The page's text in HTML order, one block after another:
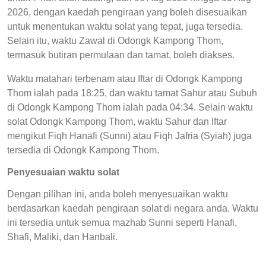
2026, dengan kaedah pengiraan yang boleh disesuaikan
untuk menentukan waktu solat yang tepat, juga tersedia.
Selain itu, waktu Zawal di Odongk Kampong Thom,
termasuk butiran permulaan dan tamat, boleh diakses.
Waktu matahari terbenam atau Iftar di Odongk Kampong
Thom ialah pada 18:25, dan waktu tamat Sahur atau Subuh
di Odongk Kampong Thom ialah pada 04:34. Selain waktu
solat Odongk Kampong Thom, waktu Sahur dan Iftar
mengikut Fiqh Hanafi (Sunni) atau Fiqh Jafria (Syiah) juga
tersedia di Odongk Kampong Thom.
Penyesuaian waktu solat
Dengan pilihan ini, anda boleh menyesuaikan waktu
berdasarkan kaedah pengiraan solat di negara anda. Waktu
ini tersedia untuk semua mazhab Sunni seperti Hanafi,
Shafi, Maliki, dan Hanbali.